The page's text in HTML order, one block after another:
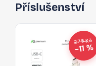
Příslušenství
275 Kč
−11 %